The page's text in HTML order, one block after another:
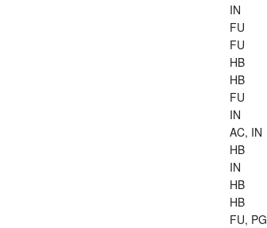
IN
FU
FU
HB
HB
FU
IN
AC, IN
HB
IN
HB
HB
FU, PG